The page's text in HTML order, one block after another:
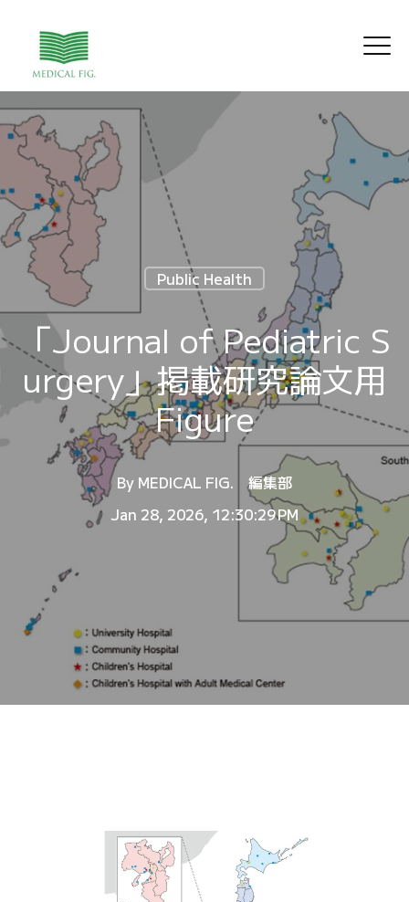
Public Health
「Journal of Pediatric S
urgery」掲載研究論文用
Figure
By MEDICAL FIG. 編集部
Jan 28, 2026, 12:30:29 PM